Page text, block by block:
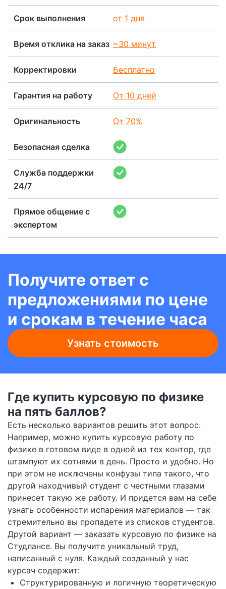
Срок выполнения от 1 дня
Время отклика на заказ ~30 минут
Корректировки Бесплатно
Гарантия на работу От 10 дней
Оригинальность От 70%
Безопасная сделка
Служба поддержки
24/7
Прямое общение с
экспертом
Получите ответ с
предложениями по цене
и срокам в течение часа
Узнать стоимость
Где купить курсовую по физике
на пять баллов?
Есть несколько вариантов решить этот вопрос.
Например, можно купить курсовую работу по
физике в готовом виде в одной из тех контор, где
штампуют их сотнями в день. Просто и удобно. Но
при этом не исключены конфузы типа такого, что
другой находчивый студент с честными глазами
принесет такую же работу. И придется вам на себе
узнать особенности испарения материалов — так
стремительно вы пропадете из списков студентов.
Другой вариант — заказать курсовую по физике на
Студлансе. Вы получите уникальный труд,
написанный с нуля. Каждый созданный у нас
курсач содержит:
Структурированную и логичную теоретическую